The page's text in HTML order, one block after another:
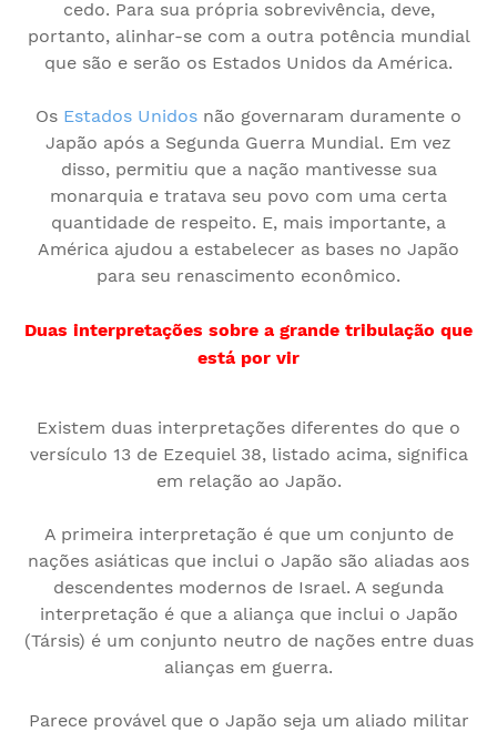
cedo. Para sua própria sobrevivência, deve,
portanto, alinhar-se com a outra potência mundial
que são e serão os Estados Unidos da América.
Os Estados Unidos não governaram duramente o
Japão após a Segunda Guerra Mundial. Em vez
disso, permitiu que a nação mantivesse sua
monarquia e tratava seu povo com uma certa
quantidade de respeito. E, mais importante, a
América ajudou a estabelecer as bases no Japão
para seu renascimento econômico.
Duas interpretações sobre a grande tribulação que
está por vir
Existem duas interpretações diferentes do que o
versículo 13 de Ezequiel 38, listado acima, significa
em relação ao Japão.
A primeira interpretação é que um conjunto de
nações asiáticas que inclui o Japão são aliadas aos
descendentes modernos de Israel. A segunda
interpretação é que a aliança que inclui o Japão
(Társis) é um conjunto neutro de nações entre duas
alianças em guerra.
Parece provável que o Japão seja um aliado militar